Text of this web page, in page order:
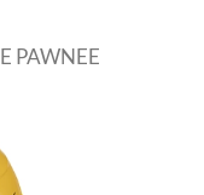
PAWNEE